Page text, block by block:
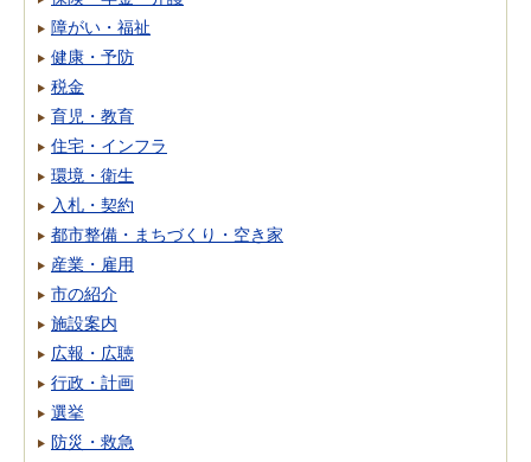
障がい・福祉
健康・予防
税金
育児・教育
住宅・インフラ
環境・衛生
入札・契約
都市整備・まちづくり・空き家
産業・雇用
市の紹介
施設案内
広報・広聴
行政・計画
選挙
防災・救急